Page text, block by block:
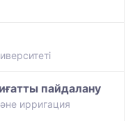
пайдалану
ирригация